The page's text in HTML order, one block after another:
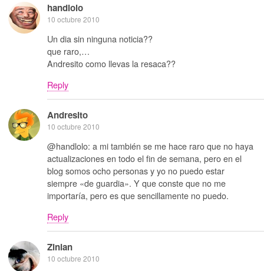
handlolo
10 octubre 2010
Un dia sin ninguna noticia??
que raro,…
Andresito como llevas la resaca??
Reply
Andresito
10 octubre 2010
@handlolo: a mi también se me hace raro que no haya
actualizaciones en todo el fin de semana, pero en el
blog somos ocho personas y yo no puedo estar
siempre «de guardia». Y que conste que no me
importaría, pero es que sencillamente no puedo.
Reply
Zinian
10 octubre 2010